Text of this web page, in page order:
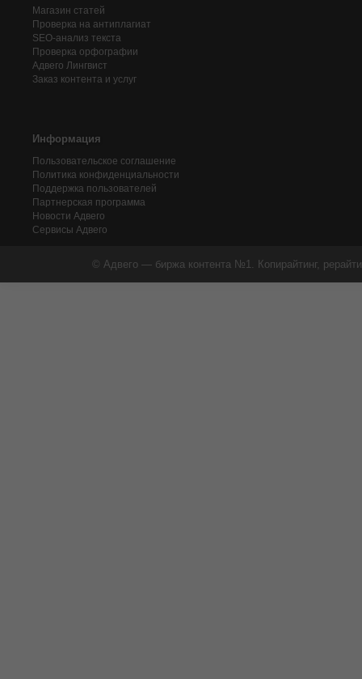
Магазин статей
Проверка на антиплагиат
SEO-анализ текста
Проверка орфографии
Адвего Лингвист
Заказ контента и услуг
Информация
Пользовательское соглашение
Политика конфиденциальности
Поддержка пользователей
Партнерская программа
Новости Адвего
Сервисы Адвего
© Адвего — биржа контента №1. Копирайтинг,